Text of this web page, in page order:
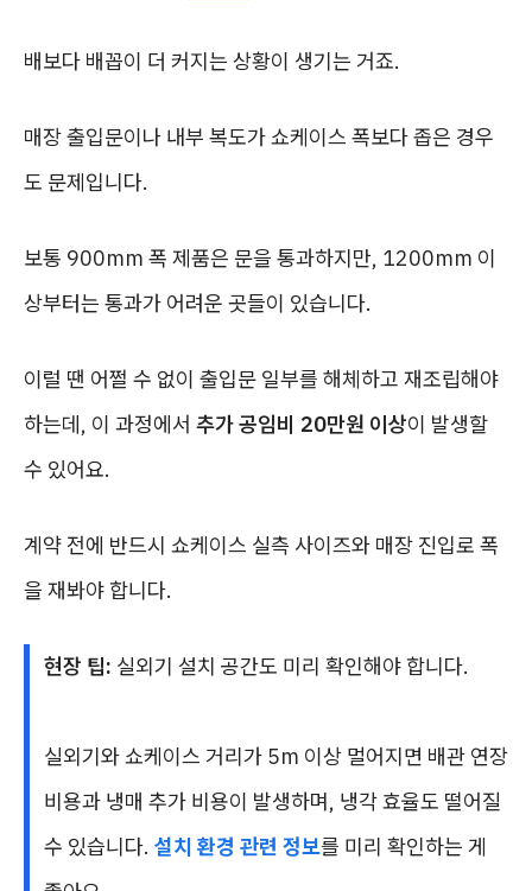
배보다 배꼽이 더 커지는 상황이 생기는 거죠.
매장 출입문이나 내부 복도가 쇼케이스 폭보다 좁은 경우
도 문제입니다.
보통 900mm 폭 제품은 문을 통과하지만, 1200mm 이
상부터는 통과가 어려운 곳들이 있습니다.
이럴 땐 어쩔 수 없이 출입문 일부를 해체하고 재조립해야
하는데, 이 과정에서 추가 공임비 20만원 이상이 발생할
수 있어요.
계약 전에 반드시 쇼케이스 실측 사이즈와 매장 진입로 폭
을 재봐야 합니다.
현장 팁: 실외기 설치 공간도 미리 확인해야 합니다.
실외기와 쇼케이스 거리가 5m 이상 멀어지면 배관 연장
비용과 냉매 추가 비용이 발생하며, 냉각 효율도 떨어질
수 있습니다. 설치 환경 관련 정보를 미리 확인하는 게